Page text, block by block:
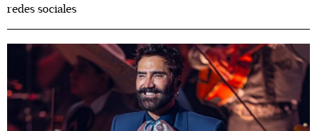
redes sociales